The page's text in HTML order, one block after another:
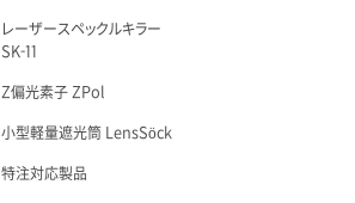
レーザースペックルキラー
SK-11
Z偏光素子 ZPol
小型軽量遮光筒 LensSöck
特注対応製品